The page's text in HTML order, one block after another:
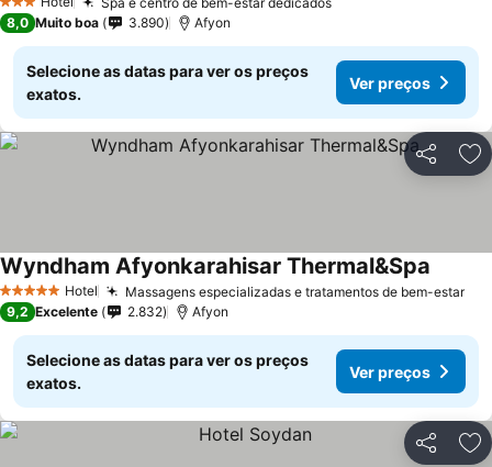
3 Estrelas
8,0 Muito boa 3.890 Afyon
Selecione as datas para ver os preços
exatos.
Ver preços
Partilhar
5 Estrelas Hotel Massagens especializadas e tratamentos de bem-estar
Wyndham Afyonkarahisar Thermal&Spa
9,2 Excelente 2.832 Afyon
Selecione as datas para ver os preços
exatos.
Ver preços
Partilhar